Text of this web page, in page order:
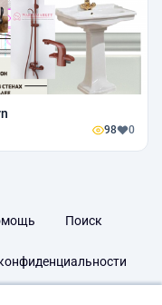
98 0
Поиск